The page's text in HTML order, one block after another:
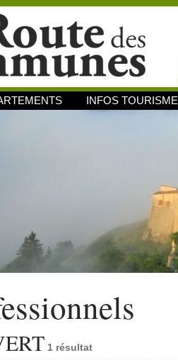
INFOS TOURISME
1 résultat